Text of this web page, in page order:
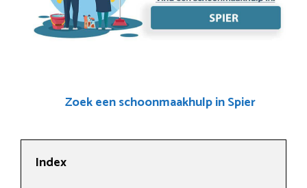
Zoek een schoonmaakhulp in Spier
Index